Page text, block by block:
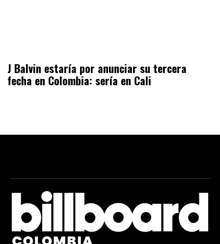
J Balvin estaría por anunciar su tercera
fecha en Colombia: sería en Cali